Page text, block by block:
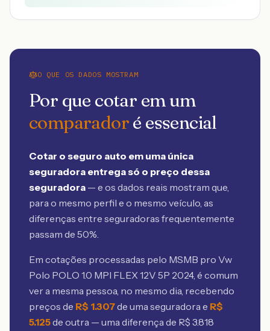
O QUE OS DADOS MOSTRAM
Por que cotar em um
comparadoré essencial
Cotar o seguro auto em uma única
seguradora entrega só o preço dessa
seguradora — e os dados reais mostram que,
para o mesmo perfil e o mesmo veículo, as
diferenças entre seguradoras frequentemente
passam de 50%.
Em cotações processadas pelo MSMB pro Vw
Polo POLO 1.0 MPI FLEX 12V 5P 2024, é comum
ver a mesma pessoa, no mesmo dia, recebendo
preços de R$ 1.307de uma seguradora e R$
5.125de outra — uma diferença de R$ 3.818